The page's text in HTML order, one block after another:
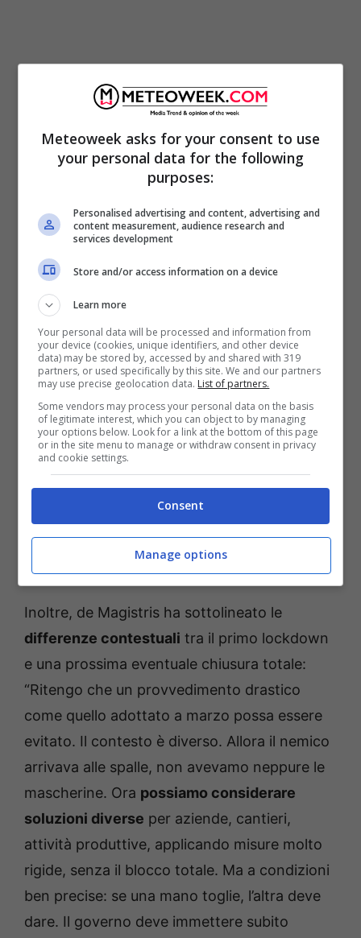
Turchia: si scava ancora tra le macerie
Covid, lo studio di Altamedica: dove ci
Clicca qui e poi premi la stellina (Segui) per
ricevere tantissime novità gratis da
Inoltre, de Magistris ha sottolineato le
differenze contestuali tra il primo lockdown
e una prossima eventuale chiusura totale:
“Ritengo che un provvedimento drastico
come quello adottato a marzo possa essere
evitato. Il contesto è diverso. Allora il nemico
arrivava alle spalle, non avevamo neppure le
mascherine. Ora possiamo considerare
soluzioni diverse per aziende, cantieri,
attività produttive, applicando misure molto
rigide, senza il blocco totale. Ma a condizioni
ben precise: se una mano toglie, l’altra deve
dare. Il governo deve immettere subito
Meteoweek asks for your consent to use
your personal data for the following
purposes:
Personalised advertising and content, advertising and
content measurement, audience research and
services development
Store and/or access information on a device
Learn more
Your personal data will be processed and information from
your device (cookies, unique identifiers, and other device
data) may be stored by, accessed by and shared with 319
partners, or used specifically by this site. We and our partners
may use precise geolocation data. List of partners.
Some vendors may process your personal data on the basis
of legitimate interest, which you can object to by managing
your options below. Look for a link at the bottom of this page
or in the site menu to manage or withdraw consent in privacy
and cookie settings.
Consent
Manage options